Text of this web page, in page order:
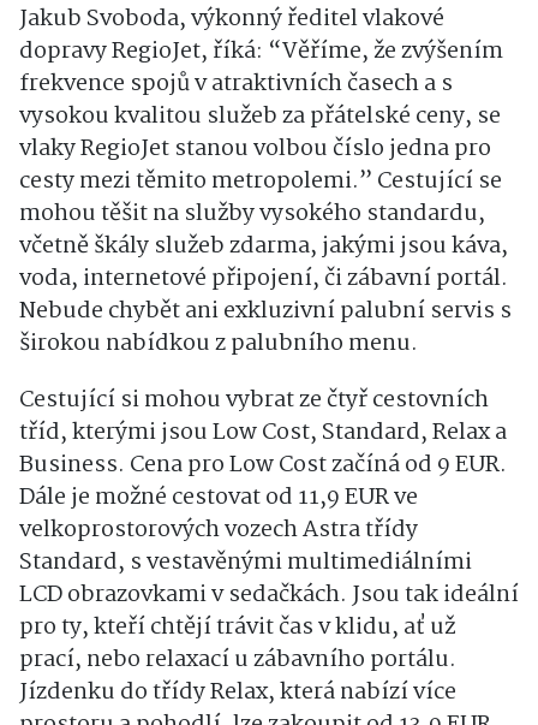
Jakub Svoboda, výkonný ředitel vlakové
dopravy RegioJet, říká: “Věříme, že zvýšením
frekvence spojů v atraktivních časech a s
vysokou kvalitou služeb za přátelské ceny, se
vlaky RegioJet stanou volbou číslo jedna pro
cesty mezi těmito metropolemi.” Cestující se
mohou těšit na služby vysokého standardu,
včetně škály služeb zdarma, jakými jsou káva,
voda, internetové připojení, či zábavní portál.
Nebude chybět ani exkluzivní palubní servis s
širokou nabídkou z palubního menu.
Cestující si mohou vybrat ze čtyř cestovních
tříd, kterými jsou Low Cost, Standard, Relax a
Business. Cena pro Low Cost začíná od 9 EUR.
Dále je možné cestovat od 11,9 EUR ve
velkoprostorových vozech Astra třídy
Standard, s vestavěnými multimediálními
LCD obrazovkami v sedačkách. Jsou tak ideální
pro ty, kteří chtějí trávit čas v klidu, ať už
prací, nebo relaxací u zábavního portálu.
Jízdenku do třídy Relax, která nabízí více